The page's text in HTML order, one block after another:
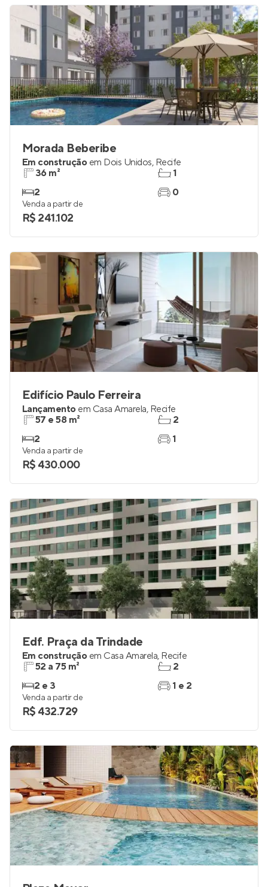
Morada Beberibe
Em construção em Dois Unidos, Recife
36 m²
2
1
0
Venda a partir de
R$ 241.102
Edifício Paulo Ferreira
Lançamento em Casa Amarela, Recife
57 e 58 m²
2
2
1
Venda a partir de
R$ 430.000
Edf. Praça da Trindade
Em construção em Casa Amarela, Recife
52 a 75 m²
2 e 3
2
1 e 2
Venda a partir de
R$ 432.729